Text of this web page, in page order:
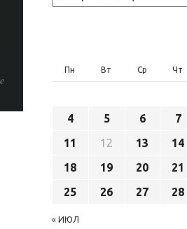
Пн Вт Ср Чт
« ИЮЛ
4
5 6 7
11
12 13 14
18
19 20 21
25
26 27 28